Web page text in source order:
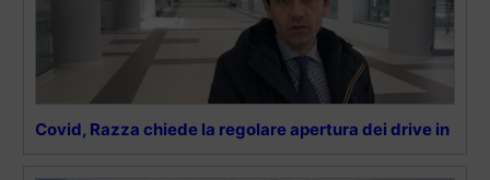
Covid, Razza chiede la regolare apertura dei drive in